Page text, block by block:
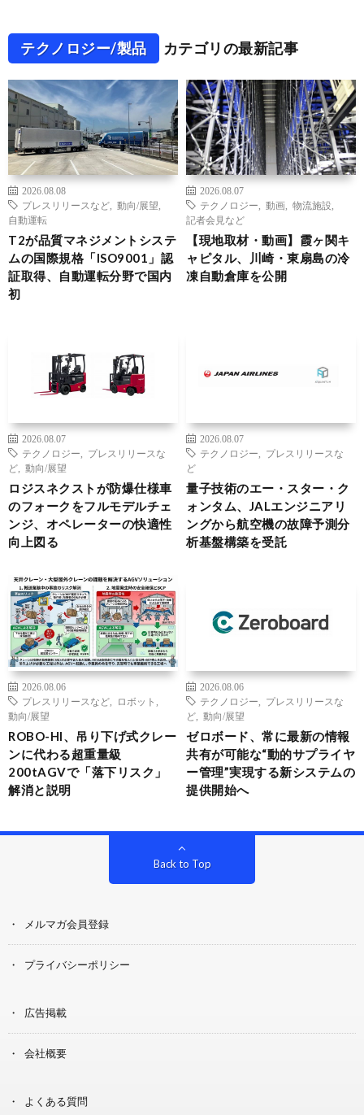
テクノロジー/製品 カテゴリの最新記事
2026.08.08
プレスリリースなど
動向/展望
自動運転
T2が品質マネジメントシステ
ムの国際規格「ISO9001」認
証取得、自動運転分野で国内
初
2026.08.07
テクノロジー
動画 物流施設
記者会見など
【現地取材・動画】霞ヶ関キ
ャピタル、川崎・東扇島の冷
凍自動倉庫を公開
2026.08.07
テクノロジー
プレスリリースな
ど
動向/展望
ロジスネクストが防爆仕様車
のフォークをフルモデルチェ
ンジ、オペレーターの快適性
向上図る
2026.08.07
テクノロジー
プレスリリースな
ど
量子技術のエー・スター・ク
ォンタム、JALエンジニアリ
ングから航空機の故障予測分
析基盤構築を受託
2026.08.06
プレスリリースなど
ロボット
動向/展望
ROBO-HI、吊り下げ式クレー
ンに代わる超重量級
200tAGVで「落下リスク」
解消と説明
2026.08.06
テクノロジー
プレスリリースな
ど
動向/展望
ゼロボード、常に最新の情報
共有が可能な“動的サプライヤ
ー管理”実現する新システムの
提供開始へ
Back to Top
メルマガ会員登録
プライバシーポリシー
広告掲載
会社概要
よくある質問